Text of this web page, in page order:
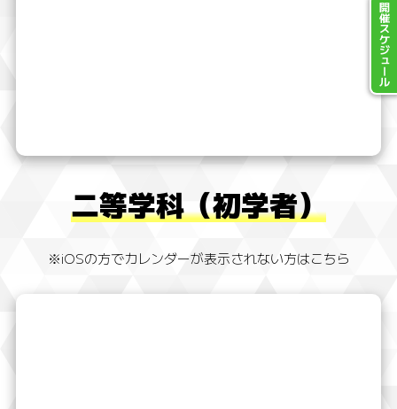
二等学科（初学者）
※iOSの方でカレンダーが表示されない方はこちら
開催スケジュール